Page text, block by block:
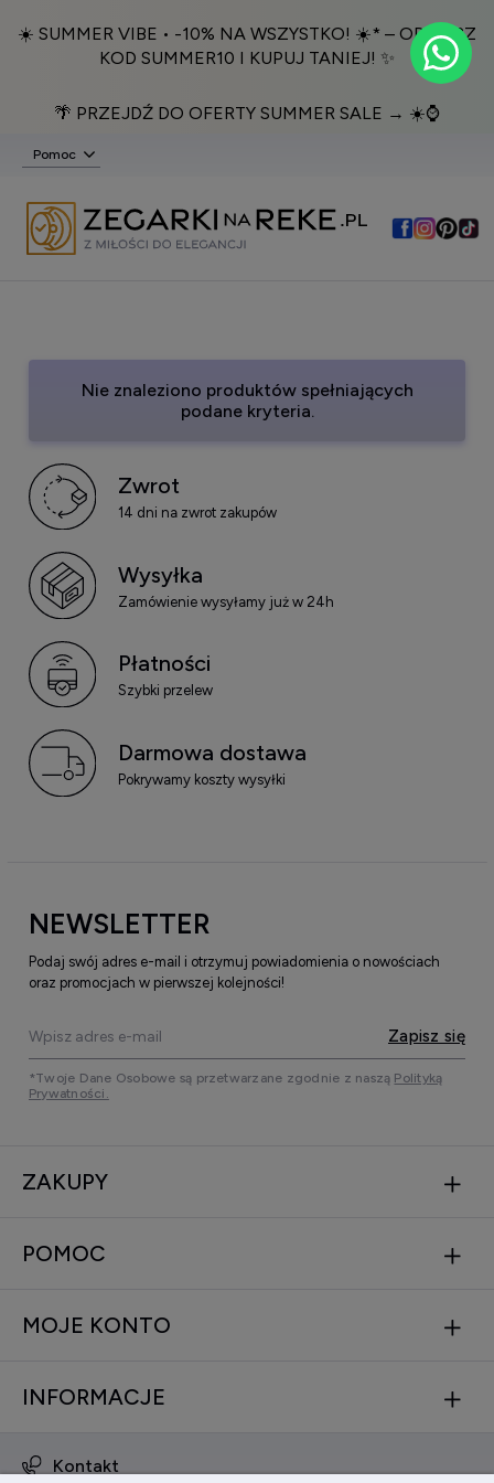
☀️ SUMMER VIBE • -10% NA WSZYSTKO! ☀️* – ODBIERZ
KOD SUMMER10 I KUPUJ TANIEJ! ✨
🌴 PRZEJDŹ DO OFERTY SUMMER SALE → ☀️⌚️
Pomoc
Nie znaleziono produktów spełniających
podane kryteria.
Zwrot
14 dni na zwrot zakupów
Wysyłka
Zamówienie wysyłamy już w 24h
Płatności
Szybki przelew
Darmowa dostawa
Pokrywamy koszty wysyłki
NEWSLETTER
Podaj swój adres e-mail i otrzymuj powiadomienia o nowościach
oraz promocjach w pierwszej kolejności!
Zapisz się
*Twoje Dane Osobowe są przetwarzane zgodnie z naszą Polityką
Prywatności.
ZAKUPY
POMOC
MOJE KONTO
INFORMACJE
Kontakt